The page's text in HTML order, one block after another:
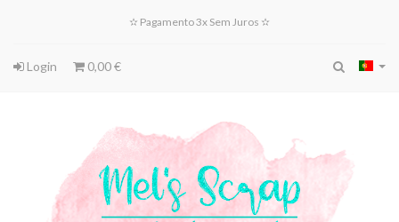
✫ Pagamento 3x Sem Juros ✫
Login 0,00 €